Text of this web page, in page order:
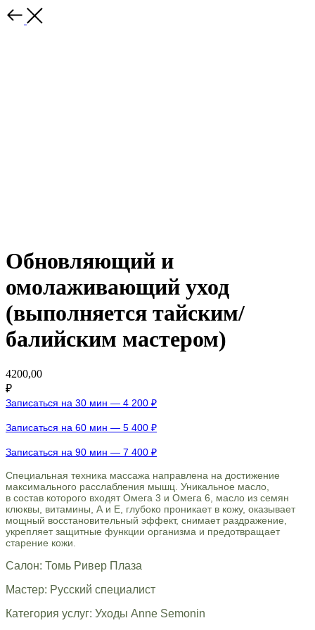
Обновляющий и
омолаживающий уход
(выполняется тайским/
балийским мастером)
4200,00
₽
Записаться на 30 мин — 4 200 ₽
Записаться на 60 мин — 5 400 ₽
Записаться на 90 мин — 7 400 ₽
Специальная техника массажа направлена на достижение
максимального расслабления мышц. Уникальное масло,
в состав которого входят Омега 3 и Омега 6, масло из семян
клюквы, витамины, А и Е, глубоко проникает в кожу, оказывает
мощный восстановительный эффект, снимает раздражение,
укрепляет защитные функции организма и предотвращает
старение кожи.
Салон: Томь Ривер Плаза
Мастер: Русский специалист
Категория услуг: Уходы Anne Semonin